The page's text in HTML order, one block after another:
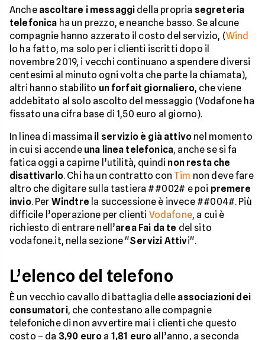
Anche ascoltare i messaggi della propria segreteria
telefonica ha un prezzo, e neanche basso. Se alcune
compagnie hanno azzerato il costo del servizio, (Wind
lo ha fatto, ma solo per i clienti iscritti dopo il
novembre 2019, i vecchi continuano a spendere diversi
centesimi al minuto ogni volta che parte la chiamata),
altri hanno stabilito un forfait giornaliero, che viene
addebitato al solo ascolto del messaggio (Vodafone ha
fissato una cifra base di 1,50 euro al giorno).
In linea di massima il servizio è già attivo nel momento
in cui si accende una linea telefonica, anche se si fa
fatica oggi a capirne l’utilità, quindi non resta che
disattivarlo. Chi ha un contratto con Tim non deve fare
altro che digitare sulla tastiera ##002# e poi premere
invio. Per Windtre la successione è invece ##004#. Più
difficile l’operazione per clienti Vodafone, a cui è
richiesto di entrare nell’area Fai da te del sito
vodafone.it, nella sezione "Servizi Attivi".
L’elenco del telefono
È un vecchio cavallo di battaglia delle associazioni dei
consumatori, che contestano alle compagnie
telefoniche di non avvertire mai i clienti che questo
costo – da 3,90 euro a 1,81 euro all’anno, a seconda